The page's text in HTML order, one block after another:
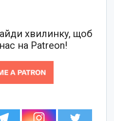
хвилинку, щоб
на Patreon!